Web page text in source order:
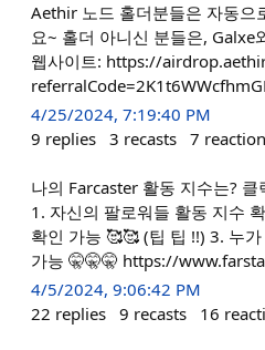
Aethir 노드 홀더분들은 자동으
요~ 홀더 아니신 분들은, Galxe
웹사이트: https://
4/25/2024, 7:19:40 PM
9 replies 3 recasts 7
나의 Farcaster 활동 지수는?
1. 자신의 팔로워들 활동 지수
확인 가능 🥰🥰 (팁 팁 !!) 3. 누
가능 🤫🤫🤫 https://
4/5/2024, 9:06:42 PM
22 replies 9 recasts 16